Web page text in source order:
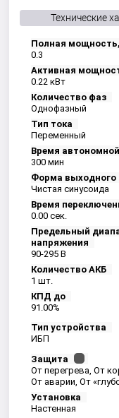
Технические
Полная
0.3
Активная
0.22 кВт
Количество фаз
Однофазный
Тип тока
Переменный
Время
300 мин
Форма выходного
Чистая синусоида
Время
0.00 сек.
Предельный
напряжения
90-295 B
Количество АКБ
1 шт.
КПД до
91.00%
Тип устройства
ИБП
Защита
От перегрева, От
От аварии, От
Установка
Настенная